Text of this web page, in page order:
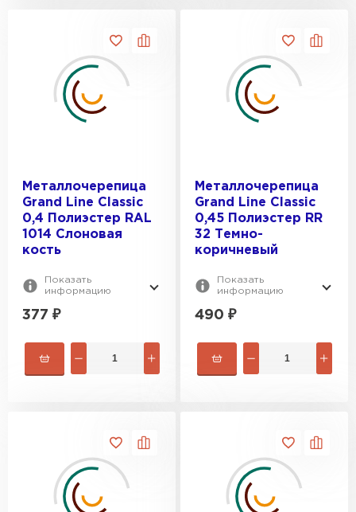
Металлочерепица
Grand Line Classic
0,4 Полиэстер RAL
1014 Слоновая
кость
Показать
информацию
377 ₽
Металлочерепица
Grand Line Classic
0,45 Полиэстер RR
32 Темно-
коричневый
Показать
информацию
490 ₽